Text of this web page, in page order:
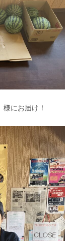
にお届け！